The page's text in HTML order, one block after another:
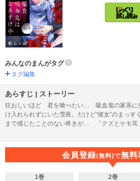
みんなのまんがタグ
タグ編集
あらすじ | ストーリー
狂おしいほど 君を喰べたい… 吸血鬼の家系に
け入れられずにいた雪夜。だけど“彼女”のまっ
まで感じたことのない疼きが… 「クズとケモ耳
会員登録(無料)で無料
1巻 2巻